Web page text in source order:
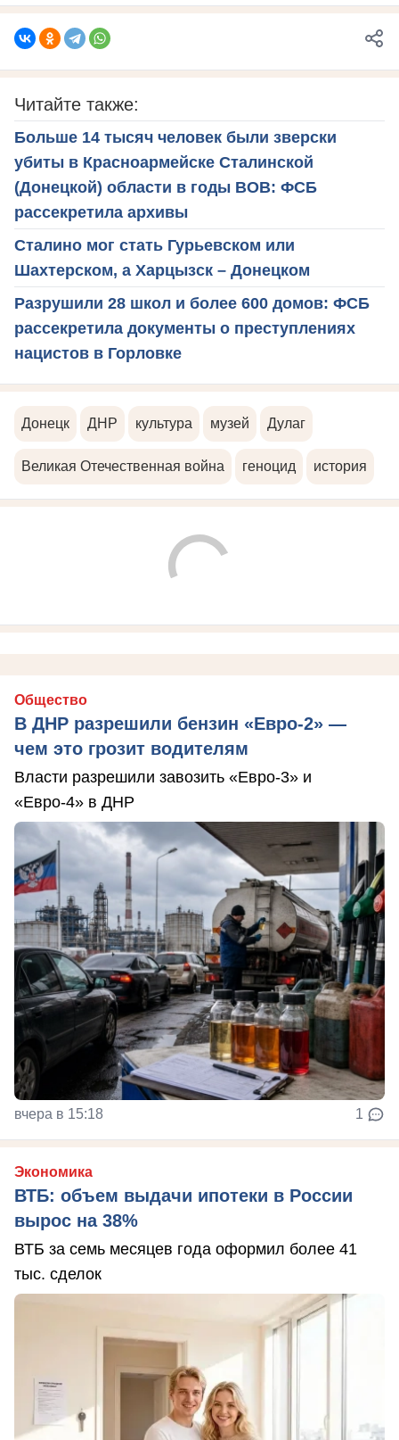
Читайте также:
Больше 14 тысяч человек были зверски
убиты в Красноармейске Сталинской
(Донецкой) области в годы ВОВ: ФСБ
рассекретила архивы
Сталино мог стать Гурьевском или
Шахтерском, а Харцызск – Донецком
Разрушили 28 школ и более 600 домов: ФСБ
рассекретила документы о преступлениях
нацистов в Горловке
Донецк ДНР культура музей Дулаг
Великая Отечественная война геноцид история
Общество
В ДНР разрешили бензин «Евро-2» —
чем это грозит водителям
Власти разрешили завозить «Евро-3» и
«Евро-4» в ДНР
вчера в 15:18 1
Экономика
ВТБ: объем выдачи ипотеки в России
вырос на 38%
ВТБ за семь месяцев года оформил более 41
тыс. сделок